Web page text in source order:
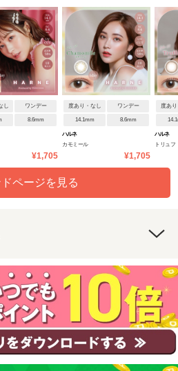
し ワンデー
8.6mm
¥1,705
度あり・なし ワンデー
14.1mm 8.6mm
ハルネ
カモミール
¥1,705
度あ
ハルネ
トリュフ
ページを見る